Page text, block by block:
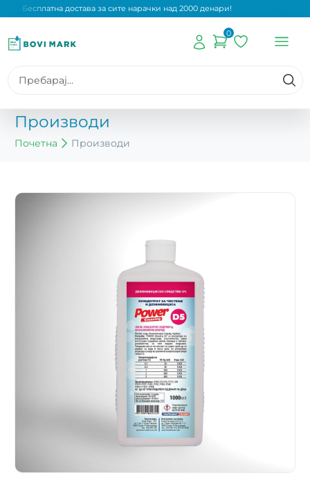
Бесплатна достава за сите нарачки над 2000 денари!
0
Производи
Почетна Производи